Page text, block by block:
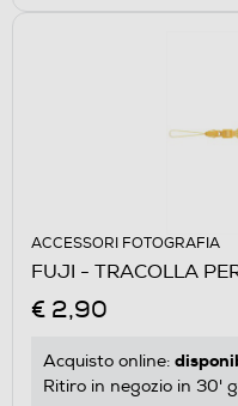
ACCESSORI FOTOGRAFIA
FUJI - TRACOLLA
€ 2,90
Acquisto online:
Ritiro in negozio in 30'